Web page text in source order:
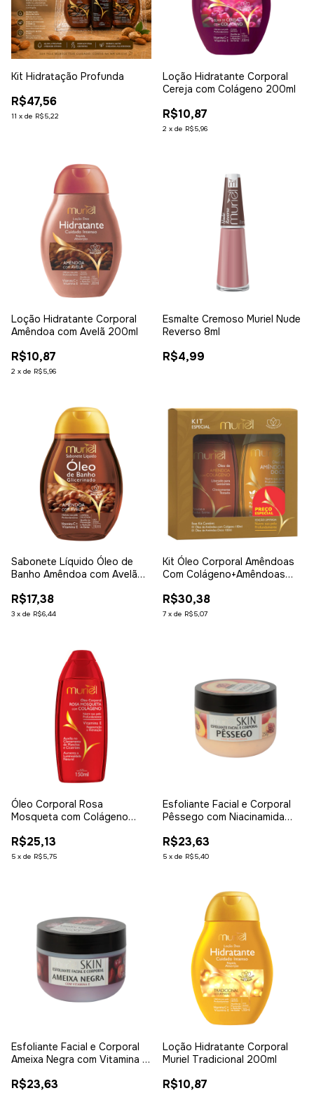
Kit Hidratação Profunda
R$47,56
11 x de R$5,22
Loção Hidratante Corporal
Cereja com Colágeno 200ml
R$10,87
2 x de R$5,96
Loção Hidratante Corporal
Amêndoa com Avelã 200ml
R$10,87
2 x de R$5,96
Esmalte Cremoso Muriel Nude
Reverso 8ml
R$4,99
Sabonete Líquido Óleo de
Banho Amêndoa com Avelã
R$17,38
3 x de R$6,44
Kit Óleo Corporal Amêndoas
Com Colágeno+Amêndoas
R$30,38
7 x de R$5,07
Óleo Corporal Rosa
Mosqueta com Colágeno
R$25,13
5 x de R$5,75
Esfoliante Facial e Corporal
Pêssego com Niacinamida
R$23,63
5 x de R$5,40
Esfoliante Facial e Corporal
Ameixa Negra com Vitamina E
R$23,63
Loção Hidratante Corporal
Muriel Tradicional 200ml
R$10,87